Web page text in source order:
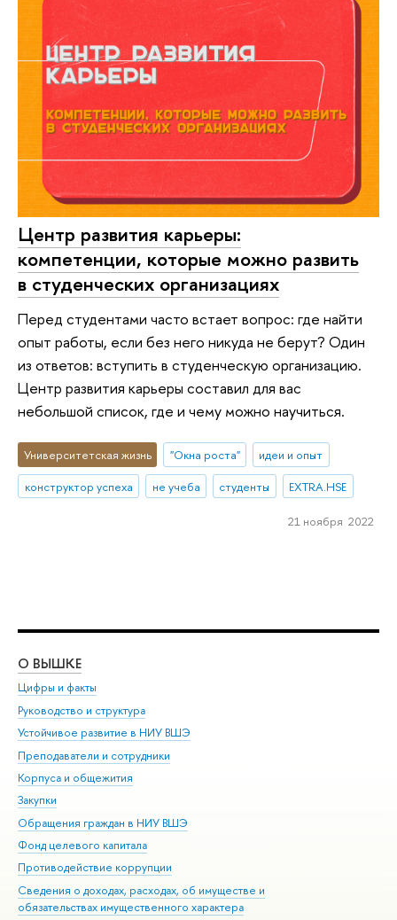
Центр развития карьеры:
компетенции, которые можно развить
в студенческих организациях
Перед студентами часто встает вопрос: где найти
опыт работы, если без него никуда не берут? Один
из ответов: вступить в студенческую организацию.
Центр развития карьеры составил для вас
небольшой список, где и чему можно научиться.
Университетская жизнь "Окна роста"
идеи и опыт
конструктор успеха
не учеба студенты EXTRA.HSE
21 ноября 2022
О ВЫШКЕ
Цифры и факты
Руководство и структура
Устойчивое развитие в НИУ ВШЭ
Преподаватели и сотрудники
Корпуса и общежития
Закупки
Обращения граждан в НИУ ВШЭ
Фонд целевого капитала
Противодействие коррупции
Сведения о доходах, расходах, об имуществе и
обязательствах имущественного характера